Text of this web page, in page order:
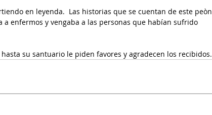
en leyenda.  Las historias que se cuentan de este peòn
enfermos y vengaba a las personas que habían sufrido
su santuario le piden favores y agradecen los recibidos.